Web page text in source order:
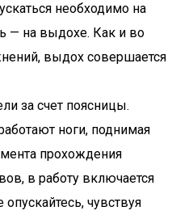
необходимо на
— на выдохе. Как и во
выдох совершается
за счет поясницы.
ноги, поднимая
прохождения
в работу включается
чувствуя